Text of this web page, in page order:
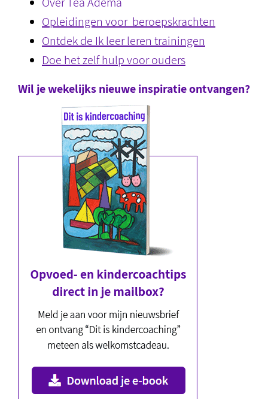
Opleidingen voor beroepskrachten
Ontdek de Ik leer leren trainingen
Doe het zelf hulp voor ouders
Wil je wekelijks nieuwe inspiratie ontvangen?